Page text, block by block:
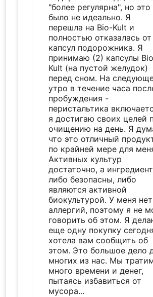
"более регулярна", но это
было не идеально. Я
перешла на Bio-Kult и
полностью отказалась от
капсул подорожника. Я
принимаю (2) капсулы
Kult (на пустой желудок)
перед сном. На
утро в течение часа
пробуждения -
перистальтика
я достигаю своих целей
очищению на день. Я
что это отличный
по крайней мере для
Активных культур
достаточно, а
либо безопасны, либо
являются активной
биокультурой. У меня нет
аллергий, поэтому я не
говорить об этом. Я
еще одну покупку
хотела вам сообщить об
этом. Это большое дело
многих из нас. Мы
много времени и денег,
пытаясь избавиться от
мусора...